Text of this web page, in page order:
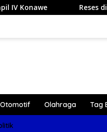
Reses di Labela, Anggota
Otomotif Olahraga Tag